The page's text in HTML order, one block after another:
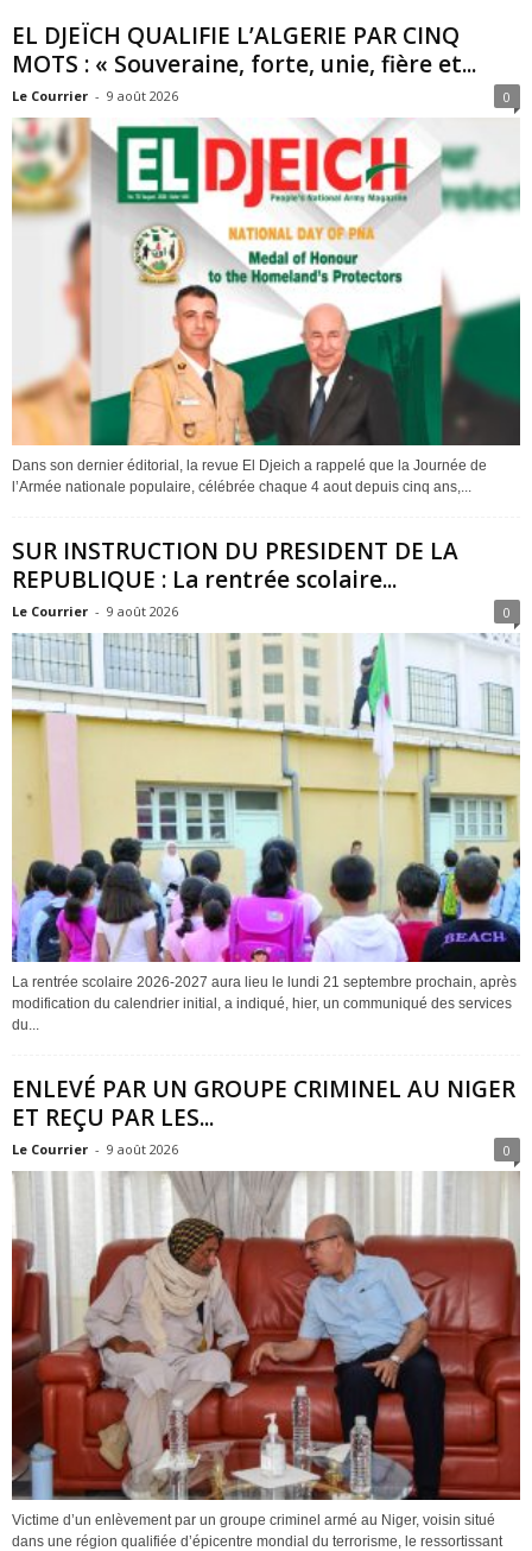
EL DJEÏCH QUALIFIE L’ALGERIE PAR CINQ
MOTS : « Souveraine, forte, unie, fière et...
Le Courrier - 9 août 2026 0
Dans son dernier éditorial, la revue El Djeich a rappelé que la Journée de
l’Armée nationale populaire, célébrée chaque 4 aout depuis cinq ans,...
SUR INSTRUCTION DU PRESIDENT DE LA
REPUBLIQUE : La rentrée scolaire...
Le Courrier - 9 août 2026 0
La rentrée scolaire 2026-2027 aura lieu le lundi 21 septembre prochain, après
modification du calendrier initial, a indiqué, hier, un communiqué des services
du...
ENLEVÉ PAR UN GROUPE CRIMINEL AU NIGER
ET REÇU PAR LES...
Le Courrier - 9 août 2026 0
Victime d’un enlèvement par un groupe criminel armé au Niger, voisin situé
dans une région qualifiée d’épicentre mondial du terrorisme, le ressortissant